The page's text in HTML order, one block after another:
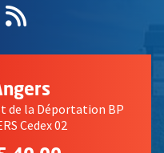
une
Flux RSS
de la Déportation BP
Cedex 02